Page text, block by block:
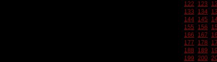
122
123
133
134
144 145
155
156
166
167
177
178
188
189
199 200